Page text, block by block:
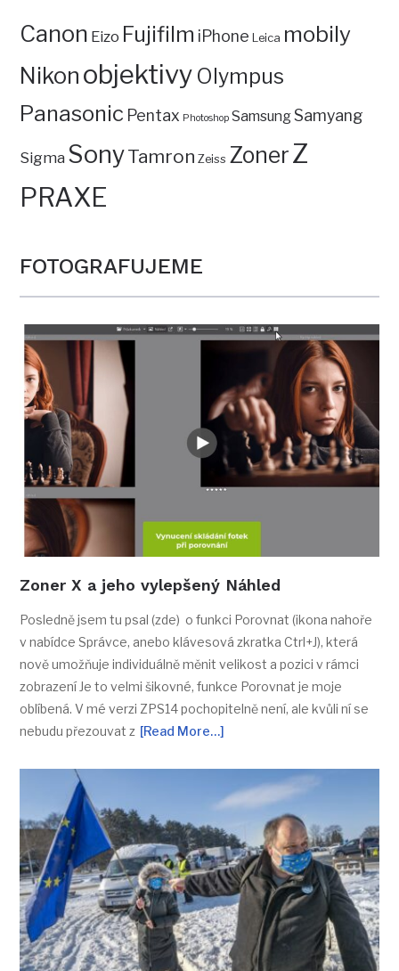
Canon Eizo Fujifilm iPhone Leica mobily
Nikon objektivy Olympus
Panasonic Pentax Photoshop SamsungSamyang
Sigma SonyTamron Zeiss ZonerZ
PRAXE
FOTOGRAFUJEME
Zoner X a jeho vylepšený Náhled
Posledně jsem tu psal (zde) o funkci Porovnat (ikona nahoře
v nabídce Správce, anebo klávesová zkratka Ctrl+J), která
nově umožňuje individuálně měnit velikost a pozici v rámci
zobrazení Je to velmi šikovné, funkce Porovnat je moje
oblíbená. V mé verzi ZPS14 pochopitelně není, ale kvůli ní se
nebudu přezouvat z [Read More…]